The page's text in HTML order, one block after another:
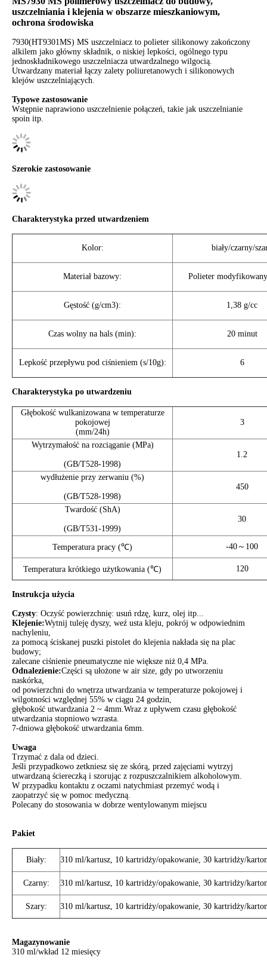
uszczelniania i klejenia w obszarze mieszkaniowym,
ochrona środowiska
7930(HT9301MS) MS uszczelniacz to polieter silikonowy zakończony
alkilem jako główny składnik, o niskiej lepkości, ogólnego typu
jednoskładnikowego uszczelniacza utwardzalnego wilgocią.
Utwardzany materiał łączy zalety poliuretanowych i silikonowych
klejów uszczelniających.
Typowe zastosowanie
Wstępnie naprawiono uszczelnienie połączeń, takie jak uszczelnianie
spoin itp.
Szerokie zastosowanie
Charakterystyka przed utwardzeniem
Kolor: biały/czarny/
Materiał bazowy: Polieter
Gęstość (g/cm3): 1,38 g/cc
Czas wolny na hals (min): 20 minut
Lepkość przepływu pod ciśnieniem (s/10g): 6
Charakterystyka po utwardzeniu
Głębokość wulkanizowana w temperaturze
pokojowej
(mm/24h)
3
Wytrzymałość na rozciąganie (MPa)
(GB/T528-1998)
1.2
wydłużenie przy zerwaniu (%)
(GB/T528-1998)
450
Twardość (ShA)
(GB/T531-1999)
30
Temperatura pracy (℃) -40～100
Temperatura krótkiego użytkowania (℃) 120
Instrukcja użycia
Czysty: Oczyść powierzchnię: usuń rdzę, kurz, olej itp...
Klejenie:Wytnij tuleję dyszy, weź usta kleju, pokrój w odpowiednim
nachyleniu,
za pomocą ściskanej puszki pistolet do klejenia nakłada się na plac
budowy;
zalecane ciśnienie pneumatyczne nie większe niż 0,4 MPa.
Odnalezienie:Części są ułożone w air size, gdy po utworzeniu
naskórka,
od powierzchni do wnętrza utwardzania w temperaturze pokojowej i
wilgotności względnej 55% w ciągu 24 godzin,
głębokość utwardzania 2 ~ 4mm.Wraz z upływem czasu głębokość
utwardzania stopniowo wzrasta.
7-dniowa głębokość utwardzania 6mm.
Uwaga
Trzymać z dala od dzieci.
Jeśli przypadkowo zetkniesz się ze skórą, przed zajęciami wytrzyj
utwardzaną ściereczką i szorując z rozpuszczalnikiem alkoholowym.
W przypadku kontaktu z oczami natychmiast przemyć wodą i
zaopatrzyć się w pomoc medyczną.
Polecany do stosowania w dobrze wentylowanym miejscu
Pakiet
Biały: 310 ml/kartusz, 10 kartridży/opakowanie, 30 kartridży/
Czarny: 310 ml/kartusz, 10 kartridży/opakowanie, 30 kartridży/
Szary: 310 ml/kartusz, 10 kartridży/opakowanie, 30 kartridży/
Magazynowanie
310 ml/wkład 12 miesięcy